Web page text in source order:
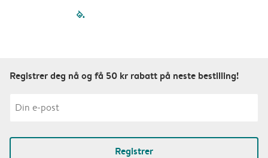
filled-pagination
Registrer deg nå og få 50 kr rabatt på neste bestilling!
Registrer